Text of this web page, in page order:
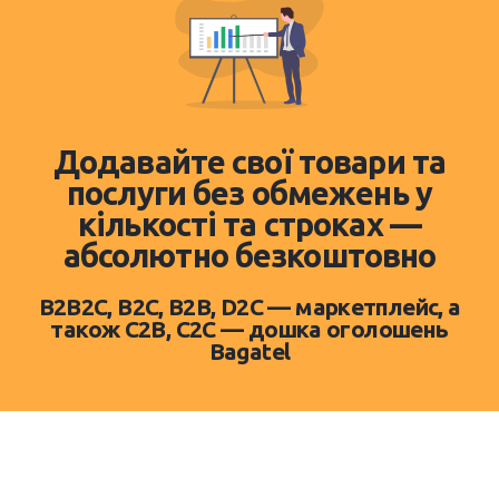
Додавайте свої товари та
послуги без обмежень у
кількості та строках —
абсолютно безкоштовно
B2B2C, B2C, B2B, D2C — маркетплейс, а
також C2B, C2C — дошка оголошень
Bagatel